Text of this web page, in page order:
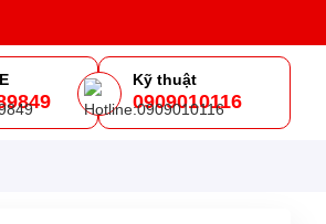
Kỹ thuật
0909010116